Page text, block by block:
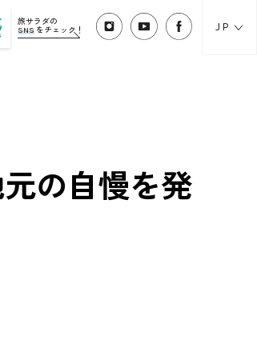
旅サラダの
SNS をチェック！ JP
の自慢を発